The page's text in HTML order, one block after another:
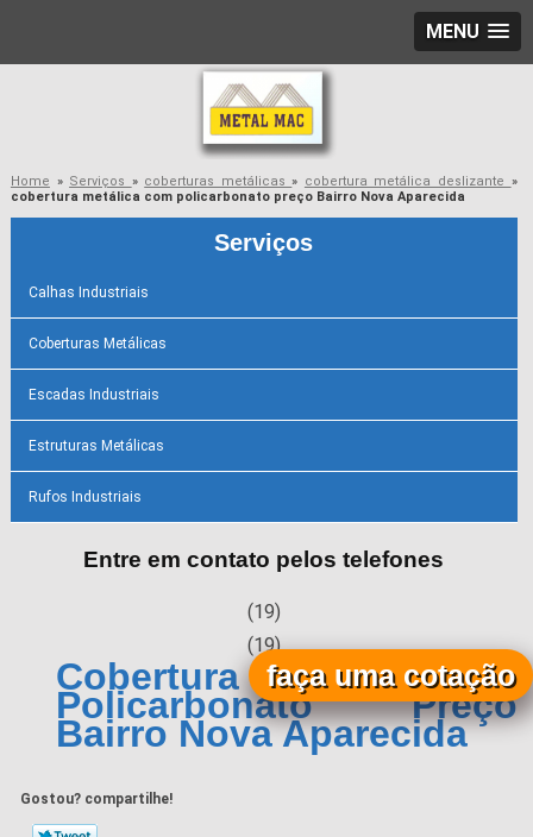
MENU
Home » Serviços » coberturas metálicas» cobertura metálica deslizante »
cobertura metálica com policarbonato preço Bairro Nova Aparecida
Serviços
Calhas Industriais
Coberturas Metálicas
Escadas Industriais
Estruturas Metálicas
Rufos Industriais
Entre em contato pelos telefones
(19)
(19)
Cobertura Metálica com
Policarbonato Preço
Bairro Nova Aparecida
Gostou? compartilhe!
faça uma cotação